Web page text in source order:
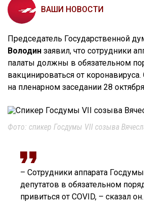
ВАШИ НОВОСТИ
Председатель Государственной
Володин заявил, что сотрудники
палаты должны в обязательном
вакцинироваться от
на пленарном заседании 28
Фото: спикер Госдумы VII созыва
– Cотрудники аппарата
депутатов в обязательном
привиться от COVID, – сказал он.